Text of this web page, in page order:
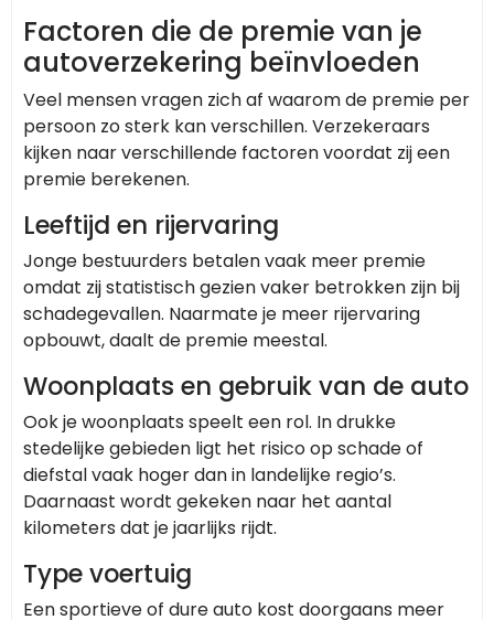
Factoren die de premie van je
autoverzekering beïnvloeden
Veel mensen vragen zich af waarom de premie per
persoon zo sterk kan verschillen. Verzekeraars
kijken naar verschillende factoren voordat zij een
premie berekenen.
Leeftijd en rijervaring
Jonge bestuurders betalen vaak meer premie
omdat zij statistisch gezien vaker betrokken zijn bij
schadegevallen. Naarmate je meer rijervaring
opbouwt, daalt de premie meestal.
Woonplaats en gebruik van de auto
Ook je woonplaats speelt een rol. In drukke
stedelijke gebieden ligt het risico op schade of
diefstal vaak hoger dan in landelijke regio’s.
Daarnaast wordt gekeken naar het aantal
kilometers dat je jaarlijks rijdt.
Type voertuig
Een sportieve of dure auto kost doorgaans meer